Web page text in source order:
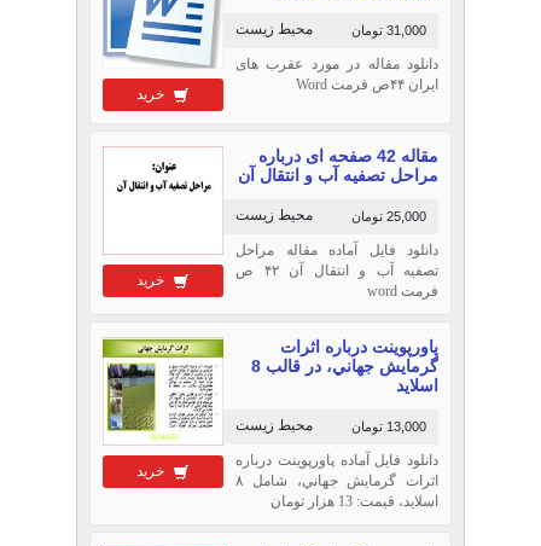
خرید
محیط زیست 31,000 تومان
دانلود مقاله در مورد عقرب های
ایران ۴۴ص فرمت Word
خرید
مقاله 42 صفحه ای درباره
مراحل تصفیه آب و انتقال آن
محیط زیست 25,000 تومان
دانلود فایل آماده مقاله مراحل
تصفیه آب و انتقال آن ۴۲ ص
فرمت word
خرید
پاورپوینت درباره اثرات
گرمايش جهاني، در قالب 8
اسلاید
محیط زیست 13,000 تومان
دانلود فایل آماده پاورپوینت درباره
اثرات گرمايش جهاني، شامل ۸
اسلاید، قیمت: 13 هزار تومان